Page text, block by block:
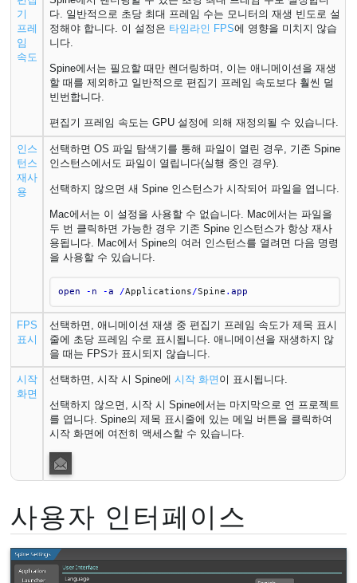
기
프레
임
속도
다. 일반적으로 초당 최대 프레임 수는 모니터의 재생 빈도로 설
정해야 합니다. 이 설정은 타임라인 FPS에 영향을 미치지 않습
니다.
Spine에서는 필요할 때만 렌더링하며, 이는 애니메이션을 재생
할 때를 제외하고 일반적으로 편집기 프레임 속도보다 훨씬 덜
빈번합니다.
편집기 프레임 속도는 GPU 설정에 의해 재정의될 수 있습니다.
인스
턴스
재사
용
선택하면 OS 파일 탐색기를 통해 파일이 열린 경우, 기존 Spine
인스턴스에서도 파일이 열립니다(실행 중인 경우).
선택하지 않으면 새 Spine 인스턴스가 시작되어 파일을 엽니다.
Mac에서는 이 설정을 사용할 수 없습니다. Mac에서는 파일을
두 번 클릭하면 가능한 경우 기존 Spine 인스턴스가 항상 재사
용됩니다. Mac에서 Spine의 여러 인스턴스를 열려면 다음 명령
을 사용할 수 있습니다.
open - n -a /Applications/Spine . app
FPS
표시
선택하면, 애니메이션 재생 중 편집기 프레임 속도가 제목 표시
줄에 초당 프레임 수로 표시됩니다. 애니메이션을 재생하지 않
을 때는 FPS가 표시되지 않습니다.
시작
화면
선택하면, 시작 시 Spine에 시작 화면 이 표시됩니다.
선택하지 않으면, 시작 시 Spine에서는 마지막으로 연 프로젝트
를 엽니다. Spine의 제목 표시줄에 있는 메일 버튼을 클릭하여
시작 화면에 여전히 액세스할 수 있습니다.
사용자 인터페이스